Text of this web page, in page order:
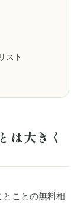
スト
は大きく
ことの無料相